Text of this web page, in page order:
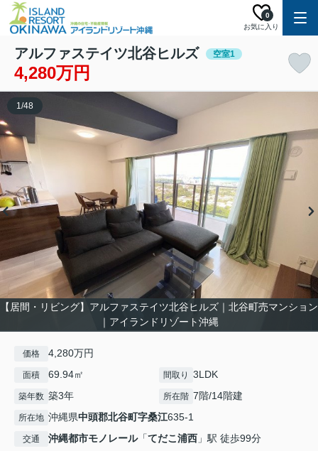
お気に入り
0
アルファステイツ北谷ヒルズ 空室1
4,280万円
【居間・リビング】アルファステイツ北谷ヒルズ｜北谷町売マンション
｜アイランドリゾート沖縄
1/48
価格 4,280万円
面積 69.94㎡ 間取り 3LDK
築年数 築3年 所在階 7階/14階建
所在地 沖縄県中頭郡北谷町字桑江635-1
交通 沖縄都市モノレール「てだこ浦西 」駅 徒歩99分